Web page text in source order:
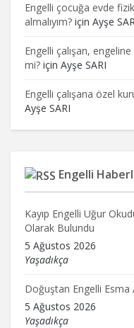
Engelli çocuğa evde
almalıyım? için Ayşe
Engelli çalışan,
mi? için Ayşe SARI
Engelli çalışana özel
Ayşe SARI
Engelli
Kayıp Engelli Uğur
Olarak Bulundu
5 Ağustos 2026
Yaşadıkça
Doğuştan Engelli Esma
5 Ağustos 2026
Yaşadıkça